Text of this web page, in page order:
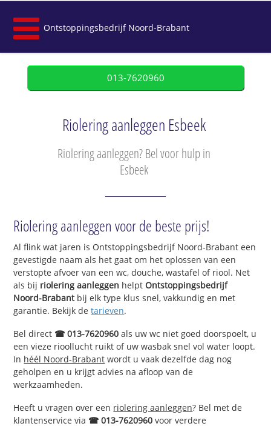
Ontstoppingsbedrijf Noord-Brabant
013-7620960
Riolering aanleggen Esbeek
Riolering aanleggen? Bel voor hulp in
Esbeek
Riolering aanleggen voor de beste prijs!
Al flink wat jaren is Ontstoppingsbedrijf Noord-Brabant een
gevestigde naam als het gaat om het oplossen van een
verstopte afvoer van een wc, douche, wastafel of riool. Net
als bij riolering aanleggen helptOntstoppingsbedrijf
Noord-Brabantbij elk type klus snel, vakkundig en met
garantie. Bekijk detarieven.
Bel direct ☎ 013-7620960 als uw wc niet goed doorspoelt, u
een vieze rioollucht ruikt of uw wasbak snel vol water loopt.
In héél Noord-Brabant wordt u vaak dezelfde dag nog
geholpen en u krijgt advies na afloop van de
werkzaamheden.
Heeft u vragen over een riolering aanleggen? Bel met de
klantenservice via ☎ 013-7620960 voor verdere